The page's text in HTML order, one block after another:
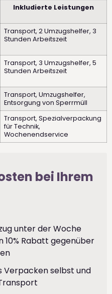
Inkludierte Leistungen
Transport, 2 Umzugshelfer, 3
Stunden Arbeitszeit
Transport, 3 Umzugshelfer, 5
Stunden Arbeitszeit
Transport, Umzugshelfer,
Entsorgung von Sperrmüll
Transport, Spezialverpackung
für Technik,
Wochenendservice
bei Ihrem
unter der Woche
Rabatt gegenüber
Verpacken selbst und